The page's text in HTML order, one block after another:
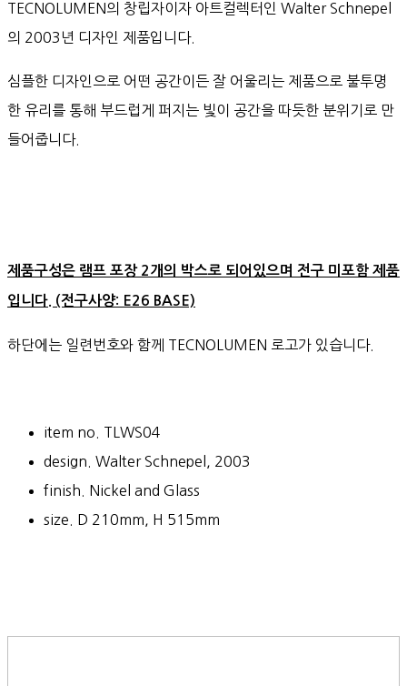
TECNOLUMEN의 창립자이자 아트컬렉터인 Walter Schnepel
의 2003년 디자인 제품입니다.
심플한 디자인으로 어떤 공간이든 잘 어울리는 제품으로 불투명
한 유리를 통해 부드럽게 퍼지는 빛이 공간을 따듯한 분위기로 만
들어줍니다.
제품구성은 램프 포장 2개의 박스로 되어있으며 전구 미포함 제품
입니다. (전구사양: E26 BASE)
하단에는 일련번호와 함께 TECNOLUMEN 로고가 있습니다.
item no. TLWS04
design. Walter Schnepel, 2003
finish. Nickel and Glass
size. D 210mm, H 515mm